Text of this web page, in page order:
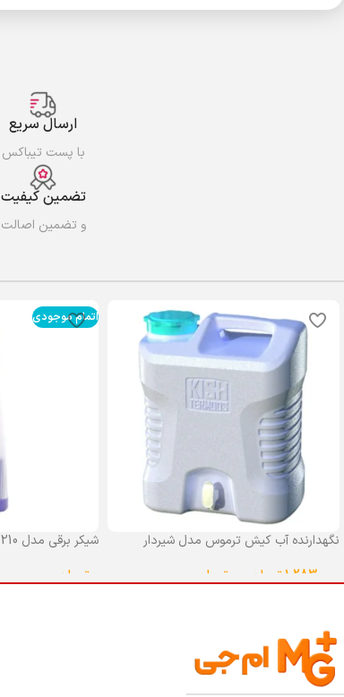
ارسال سریع
با پست تیباکس
تضمین کیفیت
و تضمین اصالت
نگهدارنده آب کیش ترموس مدل شیردار
1,283,000تومان تومان
اتمام موجودی
شیکر برقی مدل T210 گنجایش 0.4 لیتر
تومان